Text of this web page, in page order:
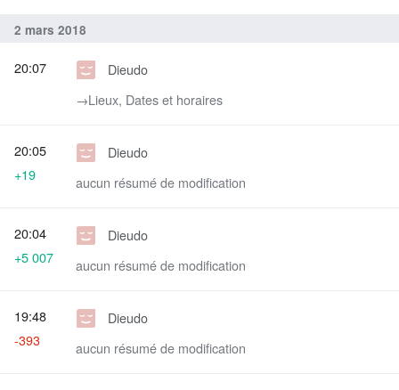
2 mars 2018
Dieudo
→‎Lieux, Dates et horaires
20:07
Dieudo
aucun résumé de modification
20:05
+19
Dieudo
aucun résumé de modification
20:04
+5 007
Dieudo
aucun résumé de modification
19:48
-393